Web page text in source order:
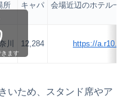
所 キャパ 会場近辺のホテル一
川 12,284 https://
きます
いため、スタンド席やア